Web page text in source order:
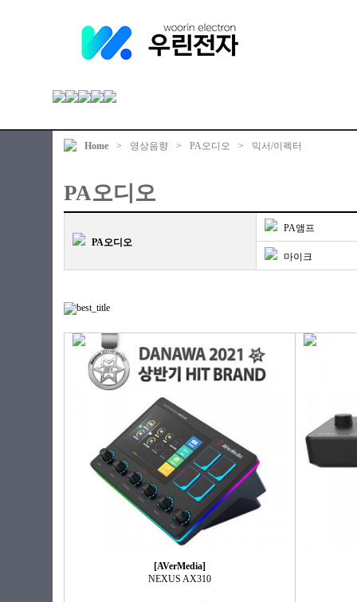
Home > 영상음향 > PA오디오 > 믹서/이펙터
PA오디오
PA오디오
PA앰프
마이크
[AVerMedia]
NEXUS AX310